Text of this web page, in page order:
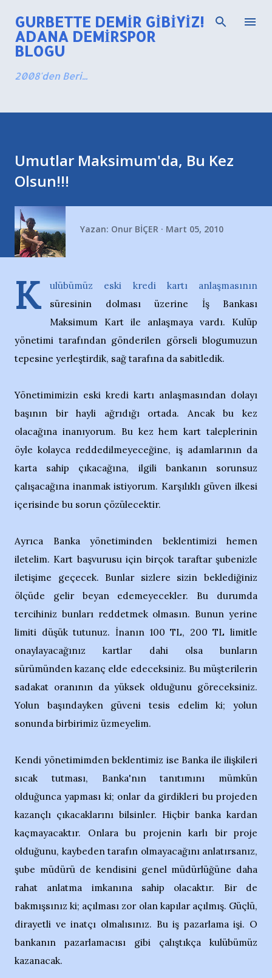
Ana içeriğe atla
GURBETTE DEMIR GIBIYIZ!
ADANA DEMIRSPOR
BLOGU
2008'den Beri...
Umutlar Maksimum'da, Bu Kez
Olsun!!!
Yazan: Onur BİÇER Mart 05, 2010
K
ulübümüz eski kredi kartı anlaşmasının
süresinin dolması üzerine İş Bankası
Maksimum Kart ile anlaşmaya vardı. Kulüp
yönetimi tarafından gönderilen görseli blogumuzun
tepesine yerleştirdik, sağ tarafına da sabitledik.
Yönetimimizin eski kredi kartı anlaşmasından dolayı
başının bir hayli ağrıdığı ortada. Ancak bu kez
olacağına inanıyorum. Bu kez hem kart taleplerinin
öyle kolayca reddedilmeyeceğine, iş adamlarının da
karta sahip çıkacağına, ilgili bankanın sorunsuz
çalışacağına inanmak istiyorum. Karşılıklı güven ilkesi
içerisinde bu sorun çözülecektir.
Ayrıca Banka yönetiminden beklentimizi hemen
iletelim. Kart başvurusu için birçok taraftar şubenizle
iletişime geçecek. Bunlar sizlere sizin beklediğiniz
ölçüde gelir beyan edemeyecekler. Bu durumda
tercihiniz bunları reddetmek olmasın. Bunun yerine
limiti düşük tutunuz. İnanın 100 TL, 200 TL limitle
onaylayacağınız kartlar dahi olsa bunların
sürümünden kazanç elde edeceksiniz. Bu müşterilerin
sadakat oranının da yüksek olduğunu göreceksiniz.
Yolun başındayken güveni tesis edelim ki; yolun
sonunda birbirimiz üzmeyelim.
Kendi yönetimimden beklentimiz ise Banka ile ilişkileri
sıcak tutması, Banka'nın tanıtımını mümkün
olduğunca yapması ki; onlar da girdikleri bu projeden
kazançlı çıkacaklarını bilsinler. Hiçbir banka kardan
kaçmayacaktır. Onlara bu projenin karlı bir proje
olduğunu, kaybeden tarafın olmayacağını anlatırsanız,
şube müdürü de kendisini genel müdürlüğüne daha
rahat anlatma imkanına sahip olacaktır. Bir de
bakmışsınız ki; açılması zor olan kapılar açılmış. Güçlü,
dirayetli ve inatçı olmalısınız. Bu iş pazarlama işi. O
bankanın pazarlamacısı gibi çalıştıkça kulübümüz
kazanacak.